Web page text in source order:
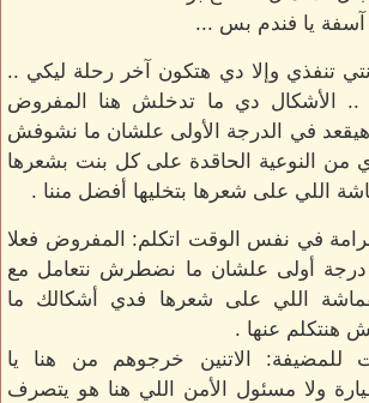
آسفة يا فندم بس ...
تنفذي وإلا دي هتكون آخر رحلة ليكي ..
.. الأشكال دي ما تدخلش هنا المفروض
في الدرجة الأولى علشان ما نشوفش
من النوعية الحاقدة على كل بنت بشعرها
اللي على شعرها بتخليها أفضل مننا .
في نفس الوقت اتكلم: المفروض فعلا
أولى علشان ما نضطرش نتعامل مع
اللي على شعرها فدي أشكالك ما
هنتكلم عنها .
الاتنين خرجوهم من هنا يا
ولا مسئول الأمن اللي هنا هو يتصرف